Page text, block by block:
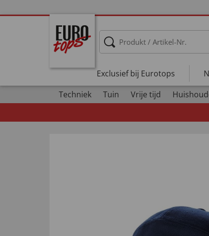
Exclusief bij Eurotops
Techniek
Tuin Vrije tijd